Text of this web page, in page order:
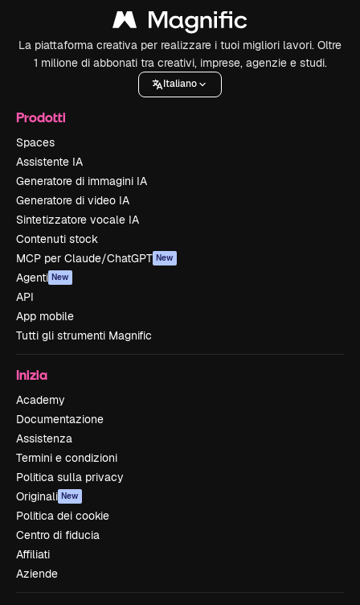
La piattaforma creativa per realizzare i tuoi migliori lavori. Oltre
1 milione di abbonati tra creativi, imprese, agenzie e studi.
Italiano
Prodotti
Spaces
Assistente IA
Generatore di immagini IA
Generatore di video IA
Sintetizzatore vocale IA
Contenuti stock
MCP per Claude/ChatGPT New
Agenti New
API
App mobile
Tutti gli strumenti Magnific
Inizia
Academy
Documentazione
Assistenza
Termini e condizioni
Politica sulla privacy
Originali New
Politica dei cookie
Centro di fiducia
Affiliati
Aziende